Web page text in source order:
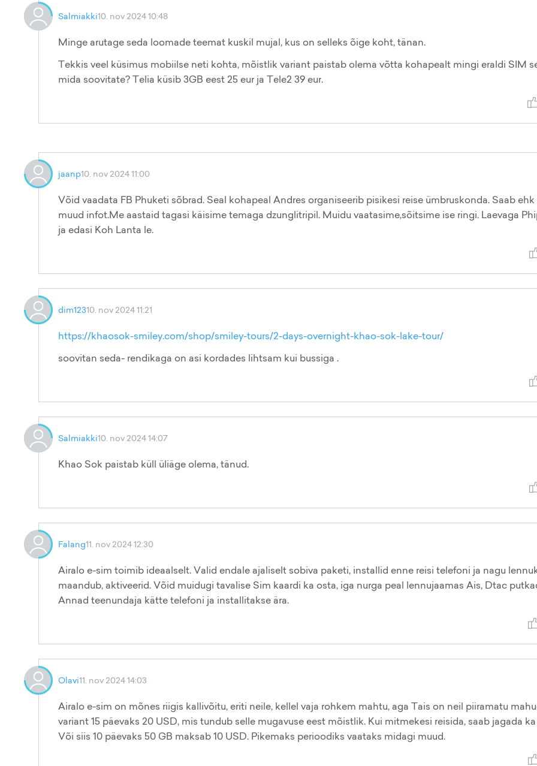
Salmiakki10. nov 2024 10:48
Minge arutage seda loomade teemat kuskil mujal, kus on selleks õige koht, tänan.
Tekkis veel küsimus mobiilse neti kohta, mõistlik variant paistab olema võtta kohapealt mingi eraldi SIM
mida soovitate? Telia küsib 3GB eest 25 eur ja Tele2 39 eur.
jaanp10. nov 2024 11:00
Võid vaadata FB Phuketi sõbrad. Seal kohapeal Andres organiseerib pisikesi reise ümbruskonda. Saab ehk
muud infot.Me aastaid tagasi käisime temaga dzunglitripil. Muidu vaatasime,sõitsime ise ringi. Laevaga
ja edasi Koh Lanta le.
dim12310. nov 2024 11:21
https://khaosok-smiley.com/shop/smiley-tours/2-days-overnight-khao-sok-lake-tour/
soovitan seda- rendikaga on asi kordades lihtsam kui bussiga .
Salmiakki10. nov 2024 14:07
Khao Sok paistab küll üliäge olema, tänud.
Falang11. nov 2024 12:30
Airalo e-sim toimib ideaalselt. Valid endale ajaliselt sobiva paketi, installid enne reisi telefoni ja nagu
maandub, aktiveerid. Võid muidugi tavalise Sim kaardi ka osta, iga nurga peal lennujaamas Ais, Dtac
Annad teenundaja kätte telefoni ja installitakse ära.
Olavi11. nov 2024 14:03
Airalo e-sim on mõnes riigis kallivõitu, eriti neile, kellel vaja rohkem mahtu, aga Tais on neil piiramatu
variant 15 päevaks 20 USD, mis tundub selle mugavuse eest mõistlik. Kui mitmekesi reisida, saab jagada ka
Või siis 10 päevaks 50 GB maksab 10 USD. Pikemaks perioodiks vaataks midagi muud.